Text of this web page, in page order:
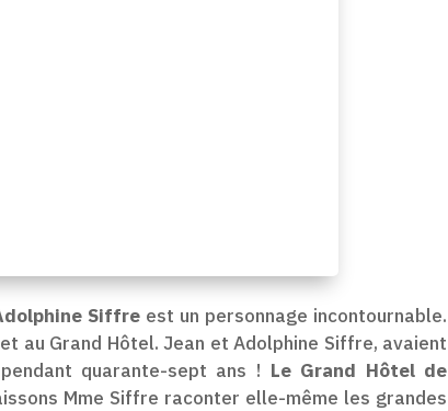
Siffreest un personnage incontournable.
au Grand Hôtel. Jean et Adolphine Siffre, avaient
quarante-sept ans ! Le Grand Hôtel de
Mme Siffre raconter elle-même les grandes